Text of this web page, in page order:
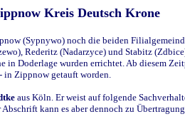
Kreis Deutsch Krone
(Sypnywo) noch die beiden
Rederitz (Nadarzyce) und Stabitz
Doderlage wurden errichtet. Ab diesem
in Zippnow getauft worden.
aus Köln. Er weist auf folgende
kann es aber dennoch zu